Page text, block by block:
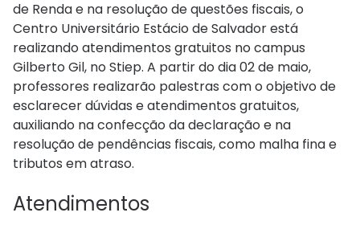
de Renda e na resolução de questões fiscais, o
Centro Universitário Estácio de Salvador está
realizando atendimentos gratuitos no campus
Gilberto Gil, no Stiep. A partir do dia 02 de maio,
professores realizarão palestras com o objetivo de
esclarecer dúvidas e atendimentos gratuitos,
auxiliando na confecção da declaração e na
resolução de pendências fiscais, como malha fina e
tributos em atraso.
Atendimentos